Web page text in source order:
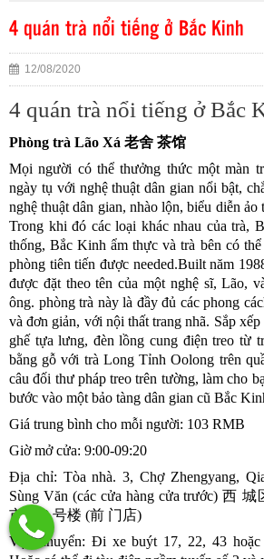
4 quán trà nổi tiếng ở Bắc Kinh
12/08/2020
4 quán trà nổi tiếng ở Bắc
Phòng trà Lão Xá 老舍 茶馆
Mọi người có thể thưởng thức một màn
ngày tụ với nghệ thuật dân gian nổi bật,
nghệ thuật dân gian, nhào lộn, biểu diễn ảo
Trong khi đó các loại khác nhau của trà,
thống, Bắc Kinh ẩm thực và trà bên có
phòng tiên tiến được needed.Built năm
được đặt theo tên của một nghệ sĩ, Lão,
ông. phòng trà này là đầy đủ các phong
và đơn giản, với nội thất trang nhã. Sắp
ghế tựa lưng, đèn lồng cung điện treo từ
bằng gỗ với trà Long Tỉnh Oolong trên
câu đối thư pháp treo trên tường, làm cho
bước vào một bảo tàng dân gian cũ Bắc
Giá trung bình cho mỗi người: 103 RMB
Giờ mở cửa: 9:00-09:20
Địa chỉ: Tòa nhà. 3, Chợ Zhengyang,
Sùng Văn (các cửa hàng cửa trước) 西
市场 3 号楼 (前 门店)
Vận chuyển: Đi xe buýt 17, 22, 43 hoặc